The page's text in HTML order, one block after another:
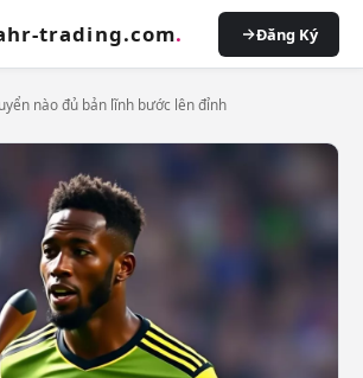
trading.com. Đăng Ký
nào đủ bản lĩnh bước lên đỉnh